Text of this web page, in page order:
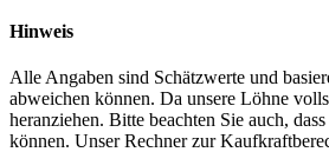
Hinweis
Alle Angaben sind Schätzwerte und
abweichen können. Da unsere Löhne
heranziehen. Bitte beachten Sie auch,
können. Unser Rechner zur